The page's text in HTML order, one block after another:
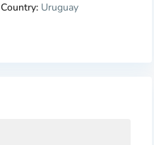
Country:Uruguay